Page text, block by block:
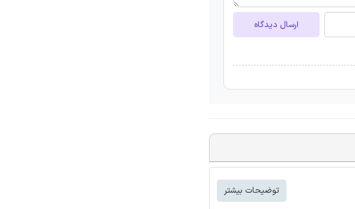
ارسال دیدگاه
توضیحات بیشتر